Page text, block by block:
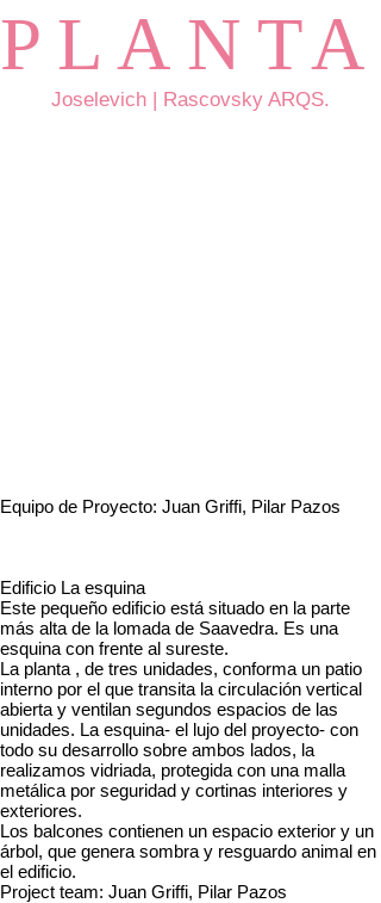
PLANTA
Joselevich | Rascovsky ARQS.
Equipo de Proyecto: Juan Griffi, Pilar Pazos
Edificio La esquina
Este pequeño edificio está situado en la parte
más alta de la lomada de Saavedra. Es una
esquina con frente al sureste.
La planta , de tres unidades, conforma un patio
interno por el que transita la circulación vertical
abierta y ventilan segundos espacios de las
unidades. La esquina- el lujo del proyecto- con
todo su desarrollo sobre ambos lados, la
realizamos vidriada, protegida con una malla
metálica por seguridad y cortinas interiores y
exteriores.
Los balcones contienen un espacio exterior y un
árbol, que genera sombra y resguardo animal en
el edificio.
Project team: Juan Griffi, Pilar Pazos